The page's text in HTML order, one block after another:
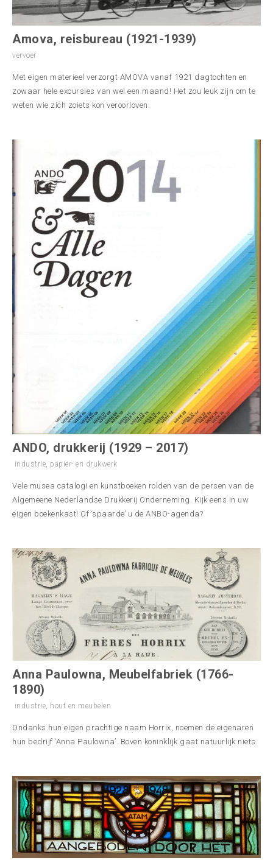
Amova, reisbureau (1921-1939)
vervoer
Met eigen materieel verzorgt AMOVA vanaf 1921 dagtochten en
zowaar hele excursies van wel een maand! Het zou leuk zijn om te
weten wie zich zoiets kon veroorloven.
ANDO, drukkerij (1929 – 2017)
industrie papier- en drukwerk
Vele musea catalogi en kunstboeken rolden van de persen van de
Algemeene Nederlandse Drukkerij Onderneming. Kijk eens in uw
eigen boekenkast! Of ‘spaarde’ u de ANBO-agenda?
Anna Paulowna, Meubelfabriek (1766-
1890)
industrie hout en meubelen
Ondanks hun eigen prachtige naam Horrix, noemen de eigenaren
hun bedrijf ‘Anna Paulowna’. Boven koninklijk gaat natuurlijk niets.